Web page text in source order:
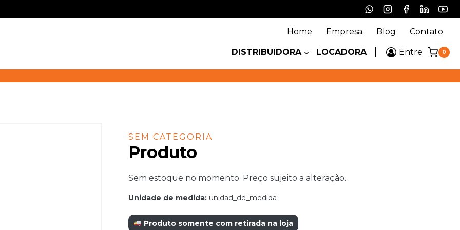
Home Empresa Blog Contato
DISTRIBUIDORA LOCADORA Entre 0
SEM CATEGORIA
Produto
Sem estoque no momento. Preço sujeito a alteração.
Unidade de medida:unidad_de_medida
Produto somente com retirada na loja